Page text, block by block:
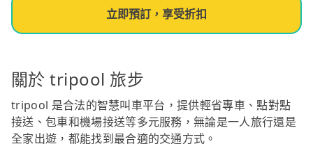
立即預訂，享受折扣
關於 tripool 旅步
tripool 是合法的智慧叫車平台，提供輕省專車、點對點
接送、包車和機場接送等多元服務，無論是一人旅行還是
全家出遊，都能找到最合適的交通方式。